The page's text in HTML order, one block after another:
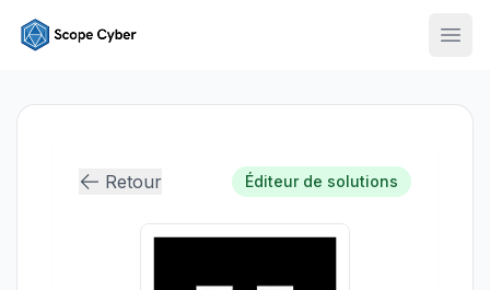
Retour Éditeur de solutions